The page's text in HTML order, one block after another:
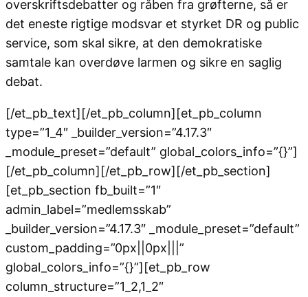
overskriftsdebatter og råben fra grøfterne, så er
det eneste rigtige modsvar et styrket DR og public
service, som skal sikre, at den demokratiske
samtale kan overdøve larmen og sikre en saglig
debat.
[/et_pb_text][/et_pb_column][et_pb_column
type=”1_4″ _builder_version=”4.17.3″
_module_preset=”default” global_colors_info=”{}”]
[/et_pb_column][/et_pb_row][/et_pb_section]
[et_pb_section fb_built=”1″
admin_label=”medlemsskab”
_builder_version=”4.17.3″ _module_preset=”default”
custom_padding=”0px||0px|||”
global_colors_info=”{}”][et_pb_row
column_structure=”1_2,1_2″